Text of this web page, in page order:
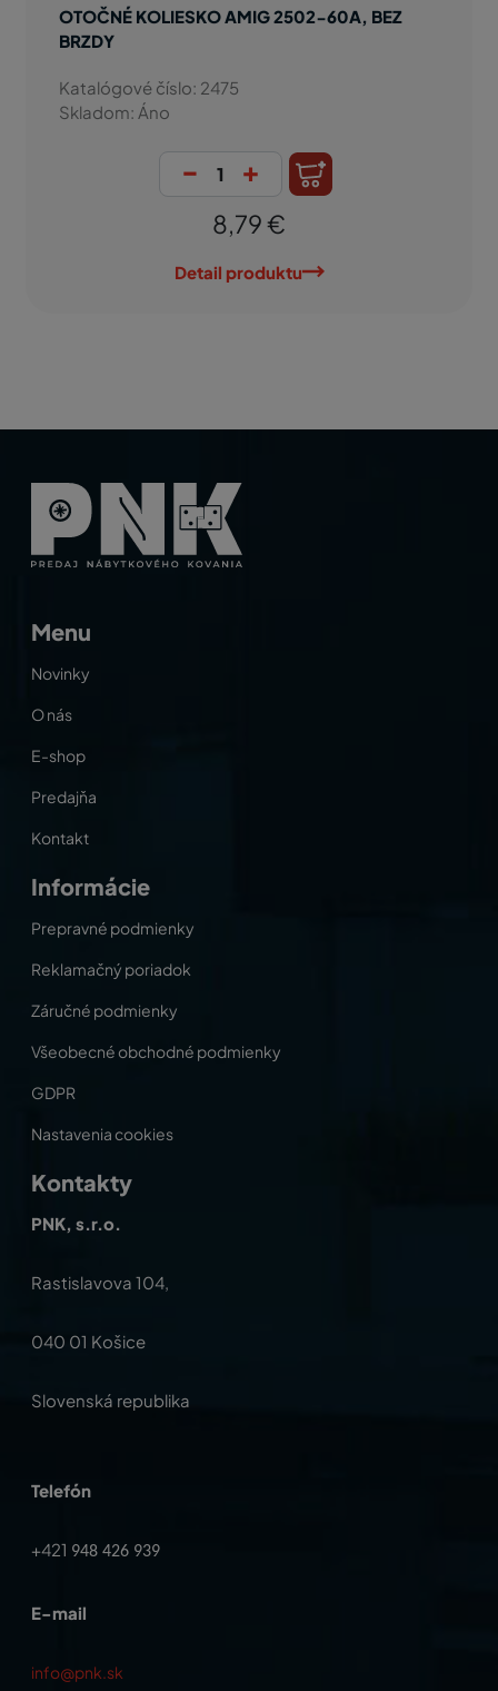
OTOČNÉ KOLIESKO AMIG 2502-60A, BEZ
BRZDY
Katalógové číslo: 2475
Skladom: Áno
- +
8,79 €
Detail produktu
Menu
Novinky
O nás
E-shop
Predajňa
Kontakt
Informácie
Prepravné podmienky
Reklamačný poriadok
Záručné podmienky
Všeobecné obchodné podmienky
GDPR
Nastavenia cookies
Kontakty
PNK, s.r.o.
Rastislavova 104,
040 01 Košice
Slovenská republika
Telefón
+421 948 426 939
E-mail
info@pnk.sk